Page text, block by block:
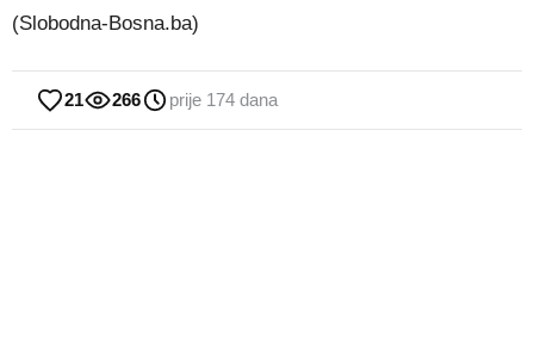
(Slobodna-Bosna.ba)
21 266 prije 174 dana